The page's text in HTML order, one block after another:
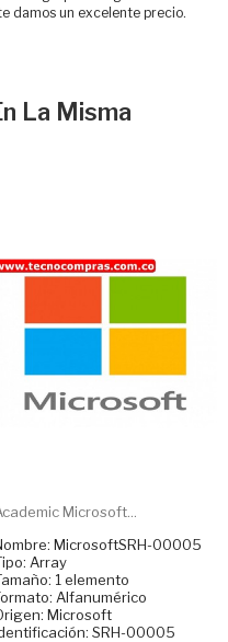
damos un excelente precio.
La Misma
Microsoft...
MicrosoftSRH-00005
Array
1 elemento
Alfanumérico
Microsoft
SRH-00005